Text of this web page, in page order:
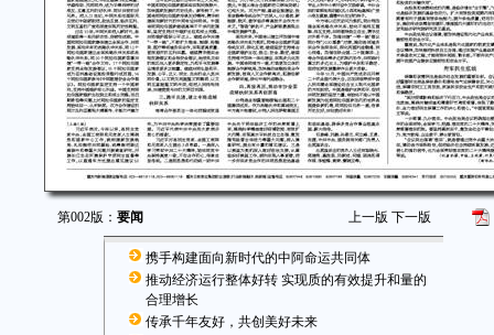
第002版： 要闻 上一版 下一版
携手构建面向新时代的中阿命运共同体
推动经济运行整体好转 实现质的有效提升和量的
合理增长
传承千年友好，共创美好未来